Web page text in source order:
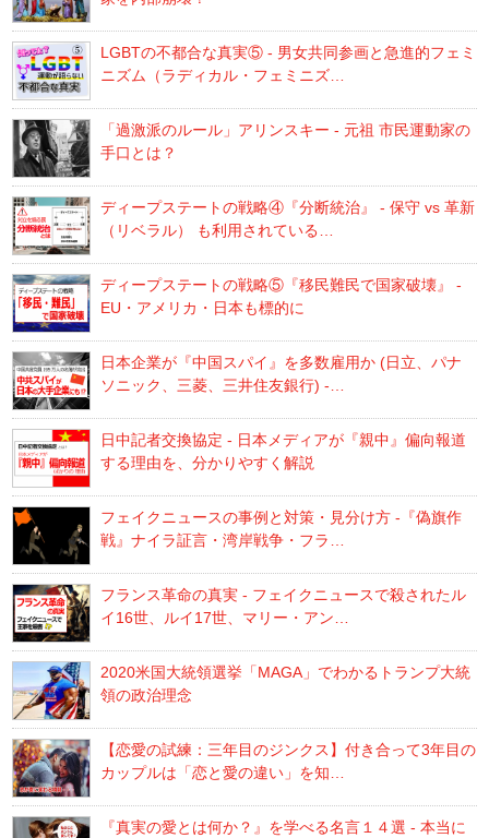
LGBTの不都合な真実⑤ - 男女共同参画と急進的フェミ
ニズム（ラディカル・フェミニズ…
「過激派のルール」アリンスキー - 元祖 市民運動家の
手口とは？
ディープステートの戦略④『分断統治』 - 保守 vs 革新
（リベラル） も利用されている…
ディープステートの戦略⑤『移民難民で国家破壊』 -
EU・アメリカ・日本も標的に
日本企業が『中国スパイ』を多数雇用か (日立、パナ
ソニック、三菱、三井住友銀行) -…
日中記者交換協定 - 日本メディアが『親中』偏向報道
する理由を、分かりやすく解説
フェイクニュースの事例と対策・見分け方 -『偽旗作
戦』ナイラ証言・湾岸戦争・フラ…
フランス革命の真実 - フェイクニュースで殺されたル
イ16世、ルイ17世、マリー・アン…
2020米国大統領選挙「MAGA」でわかるトランプ大統
領の政治理念
【恋愛の試練：三年目のジンクス】付き合って3年目の
カップルは「恋と愛の違い」を知…
『真実の愛とは何か？』を学べる名言１４選 - 本当に